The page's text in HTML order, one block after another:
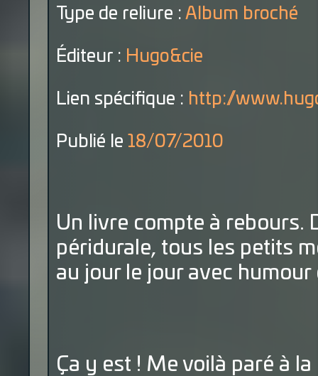
Type de reliure : Album broché
Éditeur : Hugo&cie
Lien spécifique : http://
Publié le 18/07/2010
Un livre compte à rebours.
péridurale, tous les petits
au jour le jour avec humour
Ça y est ! Me voilà paré à